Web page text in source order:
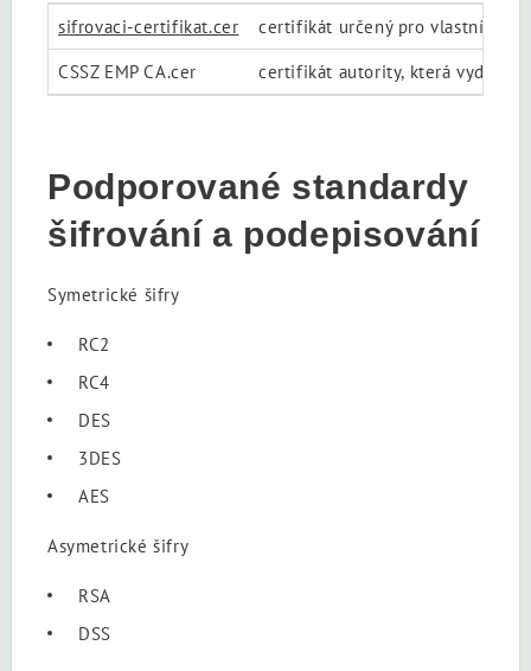
sifrovaci-certifikat.cer
certifikát určený pro vlastní
CSSZ EMP CA.cer
certifikát autority, která vydala
Podporované standardy
šifrování a podepisování
Symetrické šifry
RC2
RC4
DES
3DES
AES
Asymetrické šifry
RSA
DSS